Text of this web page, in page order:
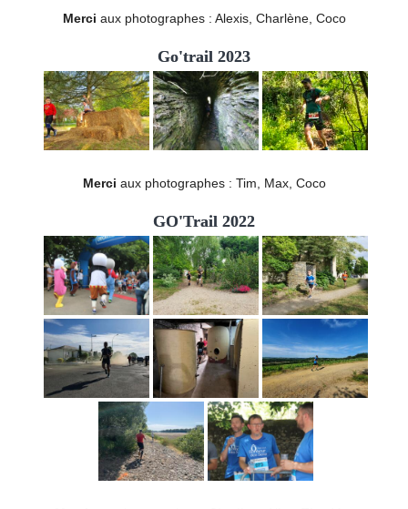
Merci aux photographes : Alexis, Charlène, Coco
Go'trail 2023
Merci aux photographes : Tim, Max, Coco
GO'Trail 2022